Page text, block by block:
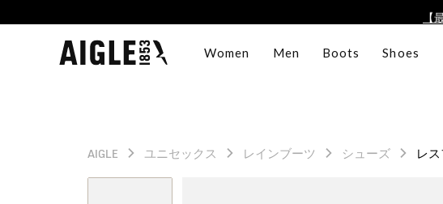
【
Women Men Boots Shoes
AIGLE ユニセックス レインブーツ シューズ レ